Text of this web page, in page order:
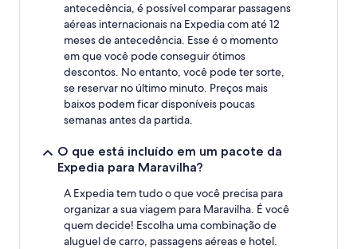
antecedência, é possível comparar passagens
aéreas internacionais na Expedia com até 12
meses de antecedência. Esse é o momento
em que você pode conseguir ótimos
descontos. No entanto, você pode ter sorte,
se reservar no último minuto. Preços mais
baixos podem ficar disponíveis poucas
semanas antes da partida.
O que está incluído em um pacote da
Expedia para Maravilha?
A Expedia tem tudo o que você precisa para
organizar a sua viagem para Maravilha. É você
quem decide! Escolha uma combinação de
aluguel de carro, passagens aéreas e hotel.